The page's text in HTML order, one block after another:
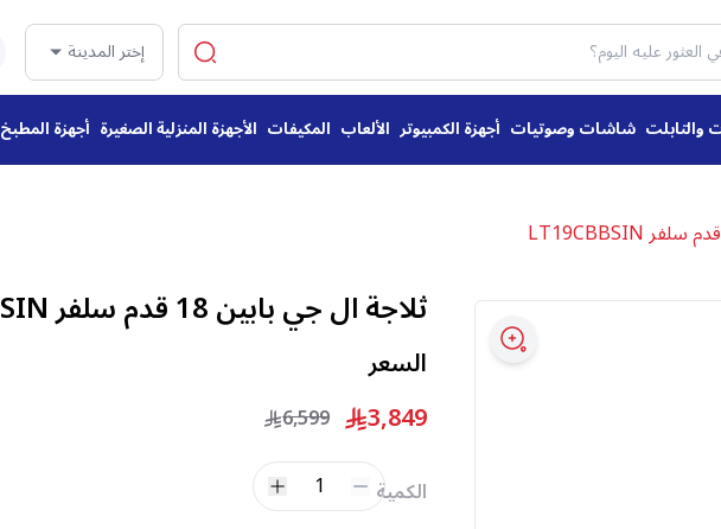
إختر المدينة
والتابلت شاشات وصوتيات أجهزة الكمبيوتر الألعاب المكيفات الأجهزة المنزلية الصغيرة أجهزة المطبخ
ثلاجة ال جي بابين 18 قدم سلفر LT19CBBSIN
السعر
3,849
6,599
الكمية 1